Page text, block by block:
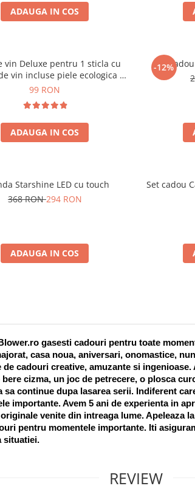
ADAUGA IN COS
vin Deluxe pentru 1 sticla cu
vin incluse piele ecologica de
crocodil
99 RON
ADAUGA IN COS
-12%
Set
Starshine LED cu touch
368 RON294 RON
ADAUGA IN COS
Set cadou
gasesti cadouri pentru toate
casa noua, aniversari, onomastice,
de cadouri creative, amuzante si
bere cizma, un joc de petrecere, o plosca
sa continue dupa lasarea serii. Indiferent
importante. Avem 5 ani de experienta in
venite din intreaga lume. Apeleaza
pentru momentele importante. Iti
situatiei.
REVIEW